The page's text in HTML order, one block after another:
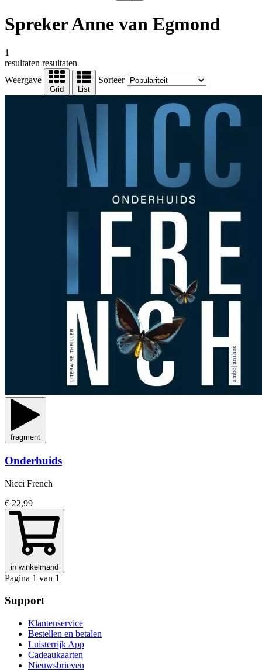
Spreker Anne van Egmond
1
resultaten resultaten
Weergave
Grid List
Sorteer
fragment
Onderhuids
Nicci French
€ 22,99
in winkelmand
Pagina 1 van 1
Support
Klantenservice
Bestellen en betalen
Luisterrijk App
Cadeaukaarten
Nieuwsbrieven